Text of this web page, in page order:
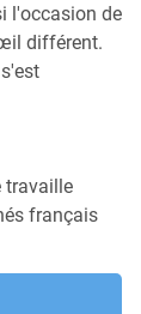
l'occasion de
différent.
travaille
français